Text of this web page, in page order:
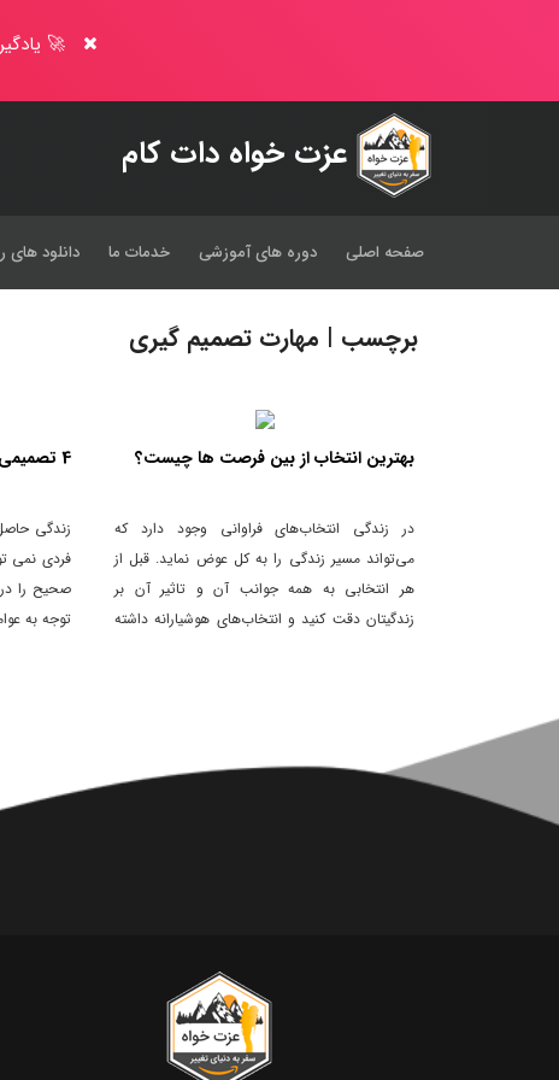
🚀
عزت خواه دات کام
صفحه اصلی دوره های آموزشی خدمات ما دانلود های
برچسب | مهارت تصمیم گیری
بهترین انتخاب از بین فرصت ها چیست؟
در زندگی انتخاب‌های فراوانی وجود دارد که
می‌تواند مسیر زندگی را به کل عوض نماید. قبل از
هر انتخابی به همه جوانب آن و تاثیر آن بر
زندگیتان دقت کنید و انتخاب‌های هوشیارانه داشته
4 تصمیمی که زندگی من را عوض کرد
زندگی
فردی نمی
صحیح را
توجه به